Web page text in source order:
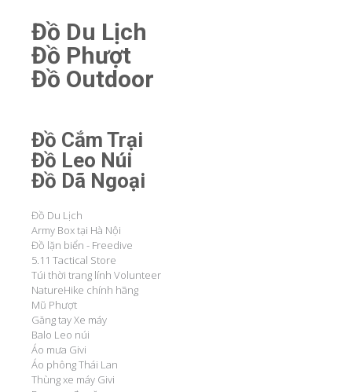
Đồ Du Lịch
Đồ Phượt
Đồ Outdoor
Đồ Cắm Trại
Đồ Leo Núi
Đồ Dã Ngoại
Đồ Du Lịch
Army Box tại Hà Nội
Đồ lặn biển - Freedive
5.11 Tactical Store
Túi thời trang lính Volunteer
NatureHike chính hãng
Mũ Phượt
Găng tay Xe máy
Balo Leo núi
Áo mưa Givi
Áo phông Thái Lan
Thùng xe máy Givi